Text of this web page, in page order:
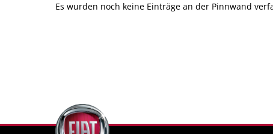
Es wurden noch keine Einträge an der Pinnwand